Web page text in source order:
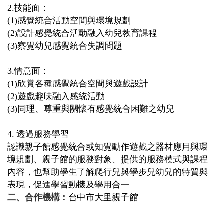
2.技能面：
(1)感覺統合活動空間與環境規劃
(2)設計感覺統合活動融入幼兒教育課程
(3)察覺幼兒感覺統合失調問題
3.情意面：
(1)欣賞各種感覺統合空間與遊戲設計
(2)遊戲趣味融入感統活動
(3)同理、尊重與關懷有感覺統合困難之幼兒
4. 透過服務學習
認識親子館感覺統合或知覺動作遊戲之器材應用與環
境規劃、親子館的服務對象、提供的服務模式與課程
內容，也幫助學生了解爬行兒與學步兒幼兒的特質與
表現，促進學習動機及學用合一
二、合作機構： 台中市大里親子館